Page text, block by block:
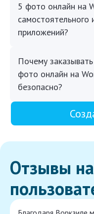
5 фото онлайн на
самостоятельного
приложений?
Почему
фото онлайн на
безопасно?
Отзывы